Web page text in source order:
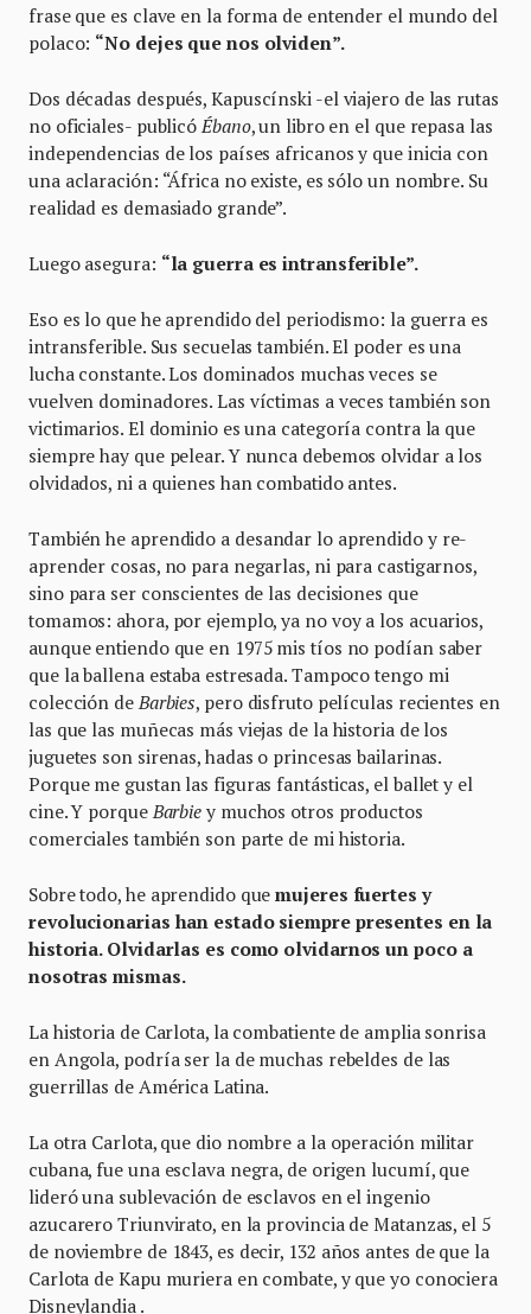
frase que es clave en la forma de entender el mundo del
polaco: “No dejes que nos olviden”.
Dos décadas después, Kapuscínski -el viajero de las rutas
no oficiales- publicóÉbano, un libro en el que repasa las
independencias de los países africanos y que inicia con
una aclaración: “África no existe, es sólo un nombre. Su
realidad es demasiado grande”.
Luego asegura: “la guerra es intransferible”.
Eso es lo que he aprendido del periodismo: la guerra es
intransferible. Sus secuelas también. El poder es una
lucha constante. Los dominados muchas veces se
vuelven dominadores. Las víctimas a veces también son
victimarios. El dominio es una categoría contra la que
siempre hay que pelear. Y nunca debemos olvidar a los
olvidados, ni a quienes han combatido antes.
También he aprendido a desandar lo aprendido y re-
aprender cosas, no para negarlas, ni para castigarnos,
sino para ser conscientes de las decisiones que
tomamos: ahora, por ejemplo, ya no voy a los acuarios,
aunque entiendo que en 1975 mis tíos no podían saber
que la ballena estaba estresada. Tampoco tengo mi
colección deBarbies, pero disfruto películas recientes en
las que las muñecas más viejas de la historia de los
juguetes son sirenas, hadas o princesas bailarinas.
Porque me gustan las figuras fantásticas, el ballet y el
cine. Y porqueBarbie y muchos otros productos
comerciales también son parte de mi historia.
Sobre todo, he aprendido quemujeres fuertes y
revolucionarias han estado siempre presentes en la
historia. Olvidarlas es como olvidarnos un poco a
nosotras mismas.
La historia de Carlota, la combatiente de amplia sonrisa
en Angola, podría ser la de muchas rebeldes de las
guerrillas de América Latina.
La otra Carlota, que dio nombre a la operación militar
cubana, fue una esclava negra, de origen lucumí, que
lideró una sublevación de esclavos en el ingenio
azucarero Triunvirato, en la provincia de Matanzas, el 5
de noviembre de 1843, es decir, 132 años antes de que la
Carlota de Kapu muriera en combate, y que yo conociera
Disneylandia .